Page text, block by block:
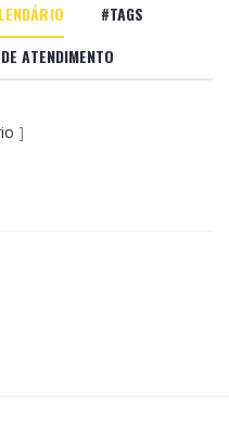
#TAGS
ATENDIMENTO
]